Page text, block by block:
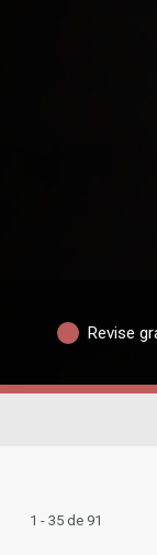
Revise
1 - 35 de 91